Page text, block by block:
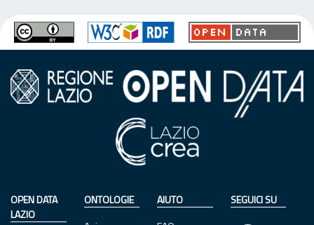
OPEN DATA
LAZIO
ONTOLOGIE
AIUTO
SEGUICI SU